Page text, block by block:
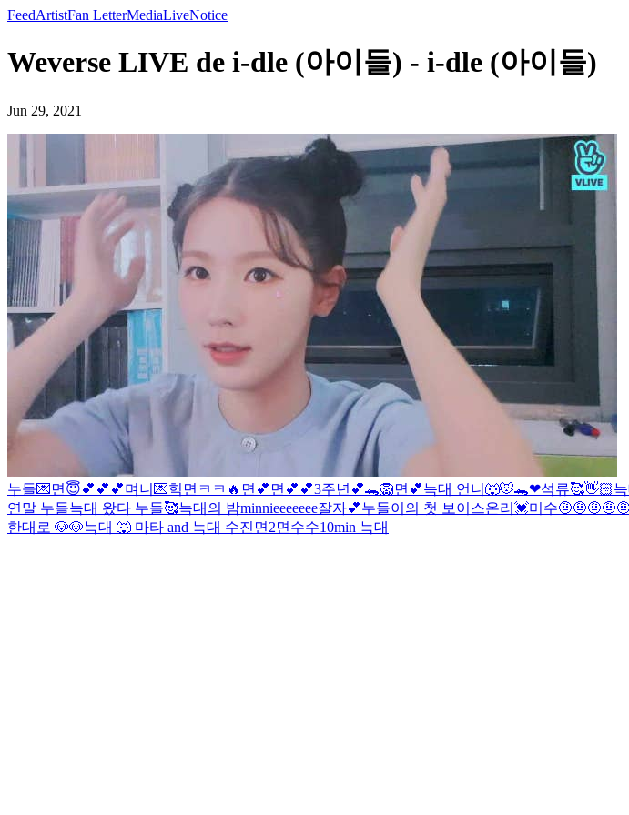
FeedArtistFan LetterMediaLiveNotice
Weverse LIVE de i-dle (아이들) - i-dle (아이들)
Jun 29, 2021
누들💌 면😇💕💕💕며니💌헉 면ㅋㅋ🔥 면💕 면💕💕3주년💕🐊🦁면💕늑대 언니🐺🐭🐊❤석류🥰👋🏻
연말 누들늑대 왔다 누들🥰늑대의 밤minnieeeeeee잘자💕누들이의 첫 보이스온리💓미수
한대로 🐶🐶늑대 🐺 마타 and 늑대 수진 면2면 수수10min 늑대